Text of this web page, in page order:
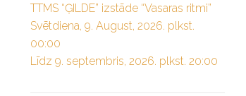
TTMS “ĢILDE” izstāde “Vasaras ritmi”
Svētdiena, 9. August, 2026. plkst.
00:00
Līdz 9. septembris, 2026. plkst. 20:00